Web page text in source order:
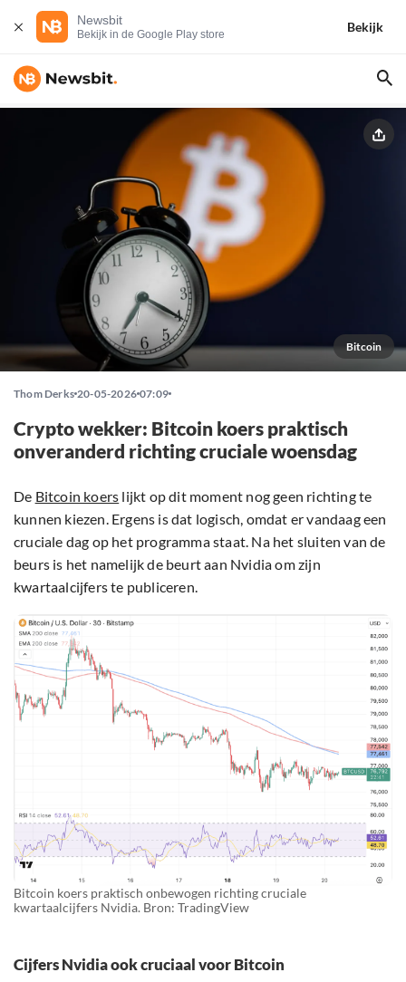
Newsbit
Bekijk in de Google Play store
Bekijk
Bitcoin
Thom Derks 20-05-2026 07:09
Crypto wekker: Bitcoin koers praktisch
onveranderd richting cruciale woensdag
De Bitcoin koers lijkt op dit moment nog geen richting te
kunnen kiezen. Ergens is dat logisch, omdat er vandaag een
cruciale dag op het programma staat. Na het sluiten van de
beurs is het namelijk de beurt aan Nvidia om zijn
kwartaalcijfers te publiceren.
Bitcoin koers praktisch onbewogen richting cruciale
kwartaalcijfers Nvidia. Bron: TradingView
Cijfers Nvidia ook cruciaal voor Bitcoin